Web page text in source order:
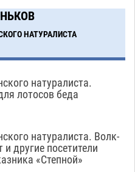
попробует отбиться
суде
07.08
НАТУРАЛИСТА
натуралиста.
лотосов беда
натуралиста. Волк-
и другие посетители
«Степной»